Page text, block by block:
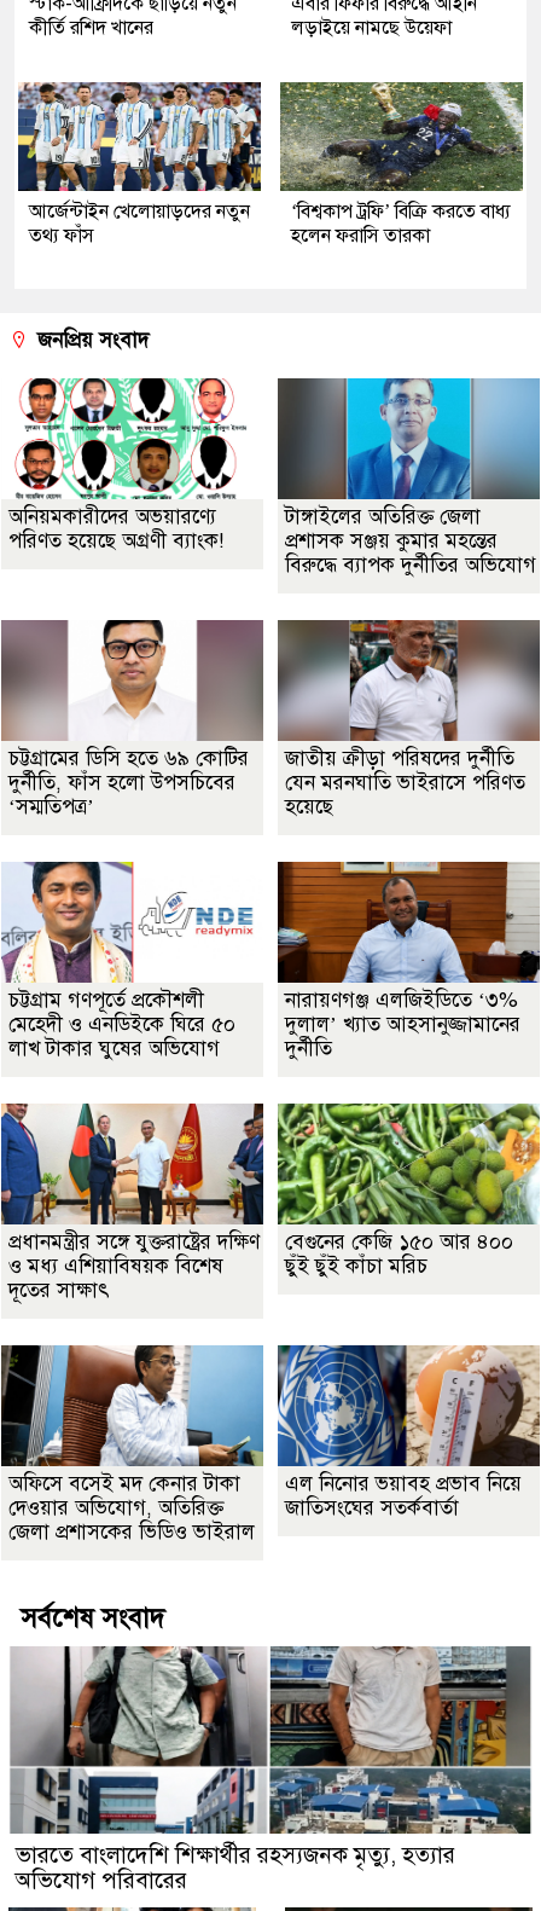
কীর্তি রশিদ খানের
লড়াইয়ে নামছে উয়েফা
আর্জেন্টাইন খেলোয়াড়দের নতুন
তথ্য ফাঁস
‘বিশ্বকাপ ট্রফি’ বিক্রি করতে বাধ্য
হলেন ফরাসি তারকা
জনপ্রিয় সংবাদ
অনিয়মকারীদের অভয়ারণ্যে
পরিণত হয়েছে অগ্রণী ব্যাংক!
টাঙ্গাইলের অতিরিক্ত জেলা
প্রশাসক সঞ্জয় কুমার মহন্তের
বিরুদ্ধে ব্যাপক দুর্নীতির অভিযোগ
চট্টগ্রামের ডিসি হতে ৬৯ কোটির
দুর্নীতি, ফাঁস হলো উপসচিবের
‘সম্মতিপত্র’
জাতীয় ক্রীড়া পরিষদের দুর্নীতি
যেন মরনঘাতি ভাইরাসে পরিণত
হয়েছে
চট্টগ্রাম গণপূর্তে প্রকৌশলী
মেহেদী ও এনডিইকে ঘিরে ৫০
লাখ টাকার ঘুষের অভিযোগ
নারায়ণগঞ্জ এলজিইডিতে ‘৩%
দুলাল’ খ্যাত আহসানুজ্জামানের
দুর্নীতি
প্রধানমন্ত্রীর সঙ্গে যুক্তরাষ্ট্রের দক্ষিণ
ও মধ্য এশিয়াবিষয়ক বিশেষ
দূতের সাক্ষাৎ
বেগুনের কেজি ১৫০ আর ৪০০
ছুঁই ছুঁই কাঁচা মরিচ
অফিসে বসেই মদ কেনার টাকা
দেওয়ার অভিযোগ, অতিরিক্ত
জেলা প্রশাসকের ভিডিও ভাইরাল
এল নিনোর ভয়াবহ প্রভাব নিয়ে
জাতিসংঘের সতর্কবার্তা
সর্বশেষ সংবাদ
ভারতে বাংলাদেশি শিক্ষার্থীর রহস্যজনক মৃত্যু, হত্যার
অভিযোগ পরিবারের